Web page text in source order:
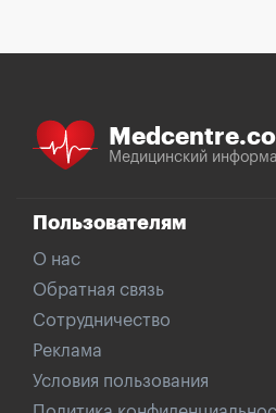
Медицинский
Пользователям
О нас
Обратная связь
Сотрудничество
Реклама
Условия пользования